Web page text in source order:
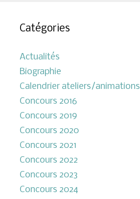
Catégories
Actualités
Biographie
Calendrier ateliers/animations
Concours 2016
Concours 2019
Concours 2020
Concours 2021
Concours 2022
Concours 2023
Concours 2024